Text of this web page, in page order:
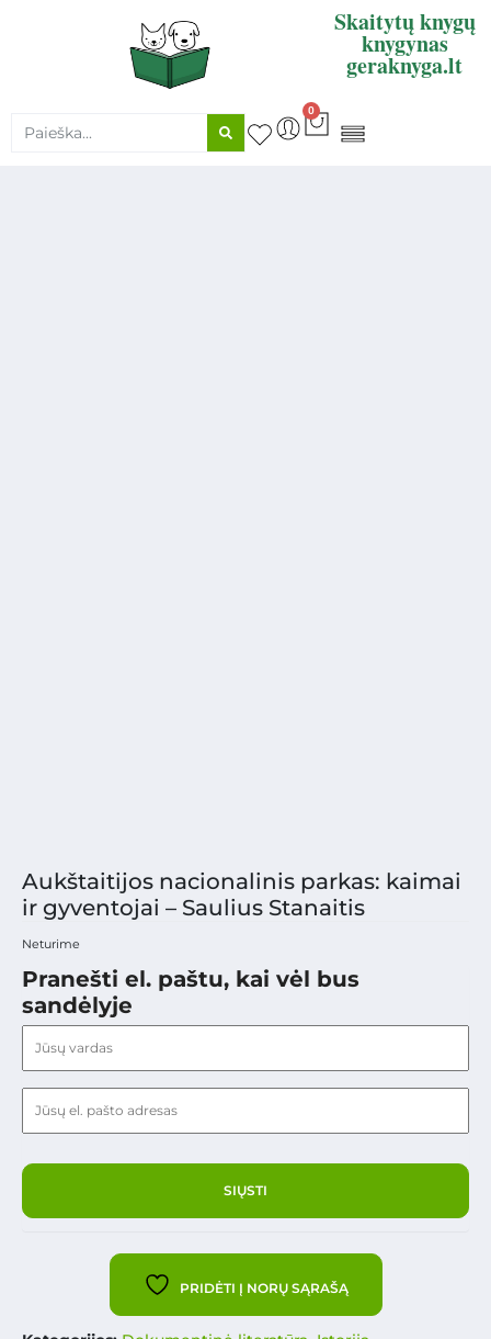
Skaitytų knygų
knygynas
geraknyga.lt
0
Aukštaitijos nacionalinis parkas: kaimai
ir gyventojai – Saulius Stanaitis
Neturime
Pranešti el. paštu, kai vėl bus
sandėlyje
PRIDĖTI Į NORŲ SĄRAŠĄ